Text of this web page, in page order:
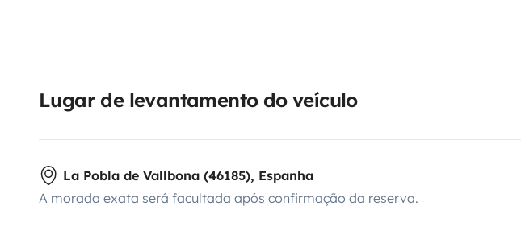
Lugar de levantamento do veículo
La Pobla de Vallbona (46185), Espanha
A morada exata será facultada após confirmação da reserva.